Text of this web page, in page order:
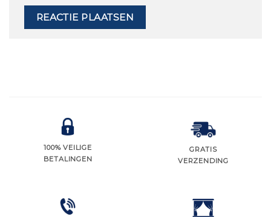
100% VEILIGE
BETALINGEN
GRATIS
VERZENDING